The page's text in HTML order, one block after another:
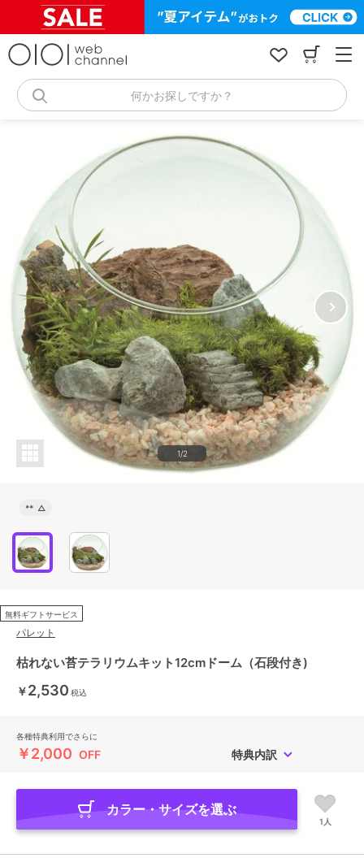
何かお探しですか？
1/2
** △
無料ギフトサービス
パレット
枯れない苔テラリウムキット12cmドーム（石段付き)
￥2,530 税込
各種特典利用でさらに
￥2,000 OFF 特典内訳
カラー・サイズを選ぶ
1人